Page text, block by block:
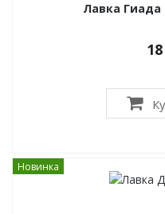
Лавка Гиада
Новинка